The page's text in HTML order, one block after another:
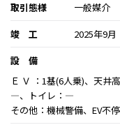
取引態様
一般媒介
竣 工
2025年9月
設 備
Ｅ Ｖ ：1基(6人乗)、天井
―、トイレ：―
その他：機械警備、EV不